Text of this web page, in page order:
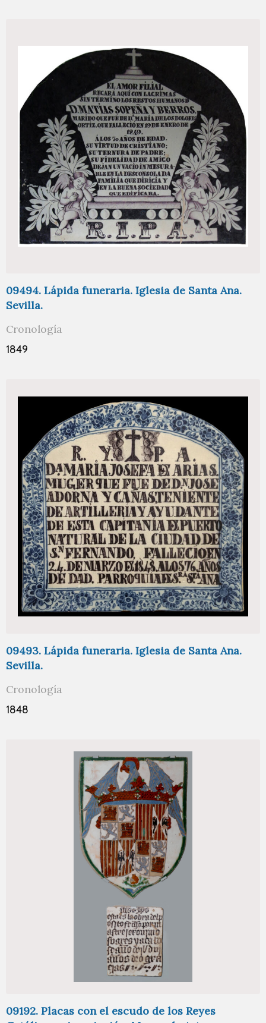
09494. Lápida funeraria. Iglesia de Santa Ana.
Sevilla.
Cronología
1849
09493. Lápida funeraria. Iglesia de Santa Ana.
Sevilla.
Cronología
1848
09192. Placas con el escudo de los Reyes